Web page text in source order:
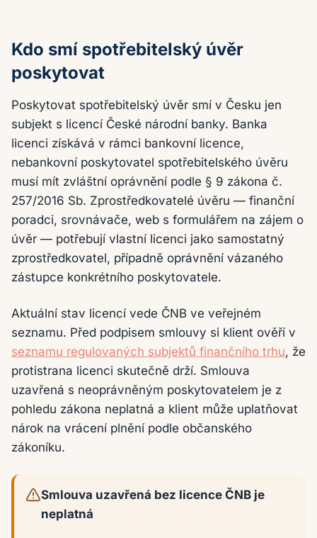
Kdo smí spotřebitelský úvěr
poskytovat
Poskytovat spotřebitelský úvěr smí v Česku jen
subjekt s licencí České národní banky. Banka
licenci získává v rámci bankovní licence,
nebankovní poskytovatel spotřebitelského úvěru
musí mít zvláštní oprávnění podle § 9 zákona č.
257/2016 Sb. Zprostředkovatelé úvěru — finanční
poradci, srovnávače, web s formulářem na zájem o
úvěr — potřebují vlastní licenci jako samostatný
zprostředkovatel, případně oprávnění vázaného
zástupce konkrétního poskytovatele.
Aktuální stav licencí vede ČNB ve veřejném
seznamu. Před podpisem smlouvy si klient ověří v
seznamu regulovaných subjektů finančního trhu, že
protistrana licenci skutečně drží. Smlouva
uzavřená s neoprávněným poskytovatelem je z
pohledu zákona neplatná a klient může uplatňovat
nárok na vrácení plnění podle občanského
zákoníku.
Smlouva uzavřená bez licence ČNB je
neplatná